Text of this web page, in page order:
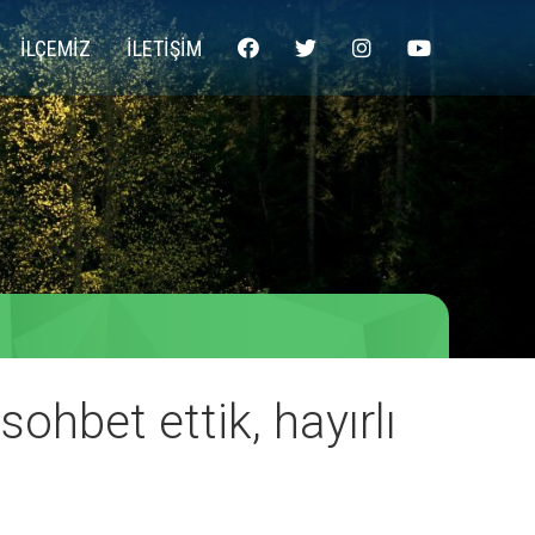
İLÇEMİZ İLETİŞİM
ettik, hayırlı